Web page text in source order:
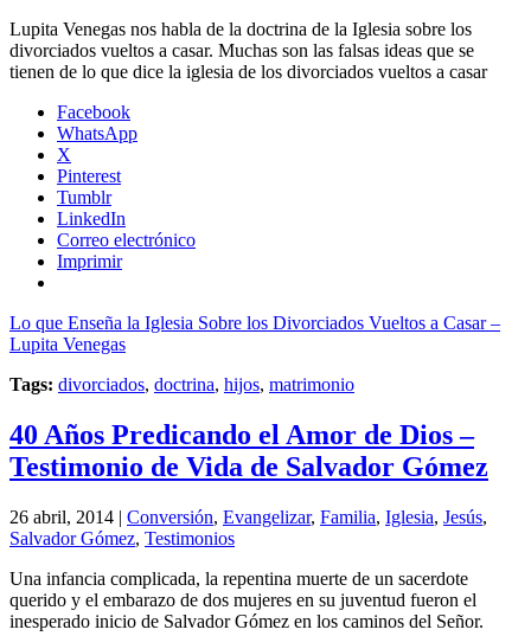
Lupita Venegas nos habla de la doctrina de la Iglesia sobre los
divorciados vueltos a casar. Muchas son las falsas ideas que se
tienen de lo que dice la iglesia de los divorciados vueltos a casar
Facebook
WhatsApp
X
Pinterest
Tumblr
LinkedIn
Correo electrónico
Imprimir
Lo que Enseña la Iglesia Sobre los Divorciados Vueltos a Casar –
Lupita Venegas
Tags: divorciados, doctrina, hijos, matrimonio
40 Años Predicando el Amor de Dios –
Testimonio de Vida de Salvador Gómez
26 abril, 2014 | Conversión, Evangelizar, Familia, Iglesia, Jesús,
Salvador Gómez, Testimonios
Una infancia complicada, la repentina muerte de un sacerdote
querido y el embarazo de dos mujeres en su juventud fueron el
inesperado inicio de Salvador Gómez en los caminos del Señor.